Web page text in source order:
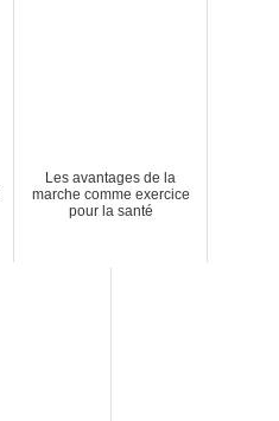
Les avantages de la
marche comme exercice
pour la santé